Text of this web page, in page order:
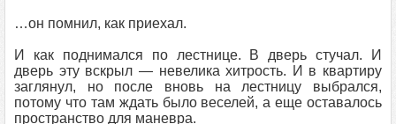
…он помнил, как приехал.
И как поднимался по лестнице. В дверь стучал. И
дверь эту вскрыл — невелика хитрость. И в квартиру
заглянул, но после вновь на лестницу выбрался,
потому что там ждать было веселей, а еще оставалось
пространство для маневра.